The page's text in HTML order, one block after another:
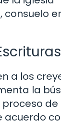
consuelo
a los
la
proceso de
acuerdo